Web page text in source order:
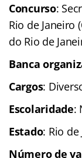
Concurso:
Rio de Janeiro
do Rio de
Banca
Cargos:
Escolaridade:
Estado: Rio de
Número de